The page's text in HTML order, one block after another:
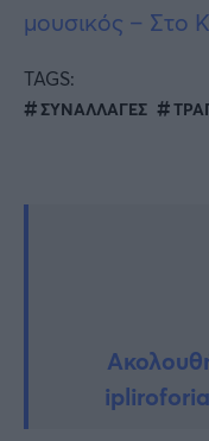
μουσικός – Στο
TAGS:
ΣΥΝΑΛΛΑΓΕΣ